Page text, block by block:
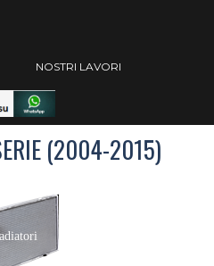
Salta menù
NOSTRI LAVORI
(2004-2015)